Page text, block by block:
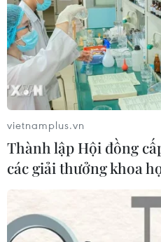
Nâng cao chất lượng
chí Lào ở Việt Nam
14/06/2018 08:29
Học viện Báo chí và Tuyên
bộ báo chí, truyền thông
hữu nghị đặc biệt giữa hai
vietnamplus.vn
Thành lập Hội đồng
các giải thưởng khoa